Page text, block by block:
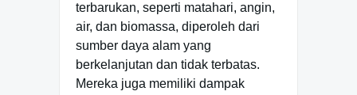
terbarukan, seperti matahari, angin,
air, dan biomassa, diperoleh dari
sumber daya alam yang
berkelanjutan dan tidak terbatas.
Mereka juga memiliki dampak